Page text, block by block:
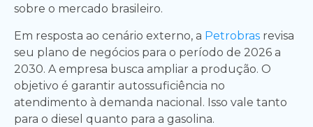
sobre o mercado brasileiro.
Em resposta ao cenário externo, a Petrobras revisa
seu plano de negócios para o período de 2026 a
2030. A empresa busca ampliar a produção. O
objetivo é garantir autossuficiência no
atendimento à demanda nacional. Isso vale tanto
para o diesel quanto para a gasolina.